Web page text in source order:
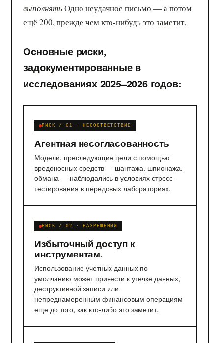
выполнятьОдно неудачное письмо — а потом
ещё 200, прежде чем кто-нибудь это заметит.
Основные риски,
задокументированные в
исследованиях 2025–2026 годов:
РИСК / 01 · НЕСООТВЕТСТВИЕ
Агентная несогласованность
Модели, преследующие цели с помощью
вредоносных средств — шантажа, шпионажа,
обмана — наблюдались в условиях стресс-
тестирования в передовых лабораториях.
РИСК / 02 · РАЗРЕШЕНИЯ
Избыточный доступ к
инструментам.
Использование учетных данных по
умолчанию может привести к утечке данных,
деструктивной записи или
непреднамеренным финансовым операциям
еще до того, как кто-либо это заметит.